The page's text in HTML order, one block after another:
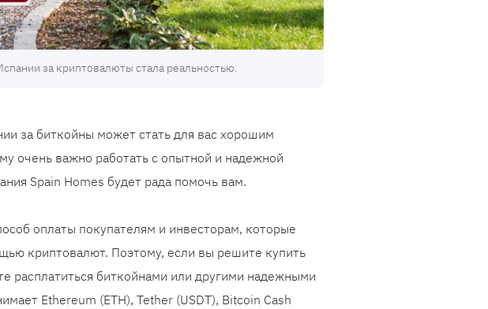
за криптовалюты стала реальностью.
за биткойны может стать для вас хорошим
очень важно работать с опытной и надежной
Spain Homes будет рада помочь вам.
оплаты покупателям и инвесторам, которые
криптовалют. Поэтому, если вы решите купить
расплатиться биткойнами или другими надежными
Ethereum (ETH), Tether (USDT), Bitcoin Cash